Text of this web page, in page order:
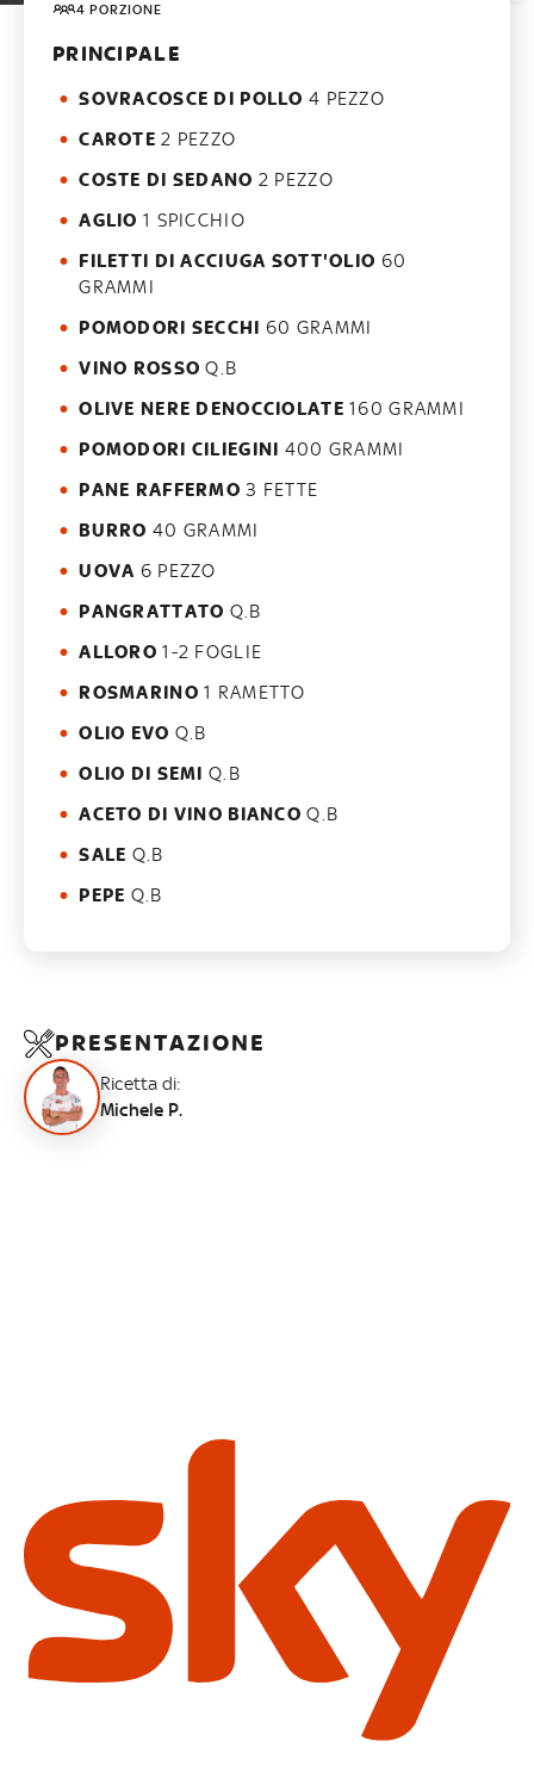
4 PORZIONE
PRINCIPALE
SOVRACOSCE DI POLLO 4 PEZZO
CAROTE 2 PEZZO
COSTE DI SEDANO 2 PEZZO
AGLIO 1 SPICCHIO
FILETTI DI ACCIUGA SOTT'OLIO 60
GRAMMI
POMODORI SECCHI 60 GRAMMI
VINO ROSSO Q.B
OLIVE NERE DENOCCIOLATE 160 GRAMMI
POMODORI CILIEGINI 400 GRAMMI
PANE RAFFERMO 3 FETTE
BURRO 40 GRAMMI
UOVA 6 PEZZO
PANGRATTATO Q.B
ALLORO 1-2 FOGLIE
ROSMARINO 1 RAMETTO
OLIO EVO Q.B
OLIO DI SEMI Q.B
ACETO DI VINO BIANCO Q.B
SALE Q.B
PEPE Q.B
PRESENTAZIONE
Ricetta di:
Michele P.